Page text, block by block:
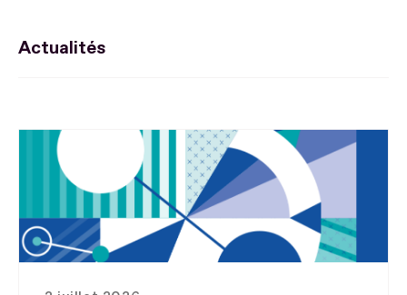
Actualités